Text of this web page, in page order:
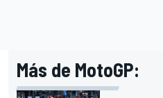
Más de MotoGP: